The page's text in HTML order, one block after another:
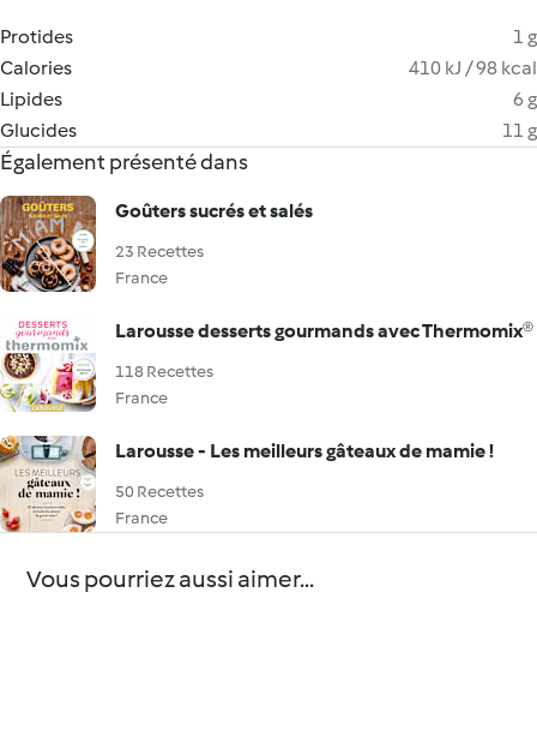
Protides
1 g
Calories
410 kJ / 98 kcal
Lipides
6 g
Glucides
11 g
Également présenté dans
Goûters sucrés et salés
23 Recettes
France
Larousse desserts gourmands avec Thermomix®
118 Recettes
France
Larousse - Les meilleurs gâteaux de mamie !
50 Recettes
France
Vous pourriez aussi aimer...